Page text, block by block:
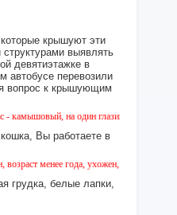
крышуют эти
выявлять
девятиэтажке в
автобусе перевозили
вопрос к крышующим
на один глазик (возможно)
Вы работаете в
года, ухожен, явно домашний,
грудка, белые лапки,